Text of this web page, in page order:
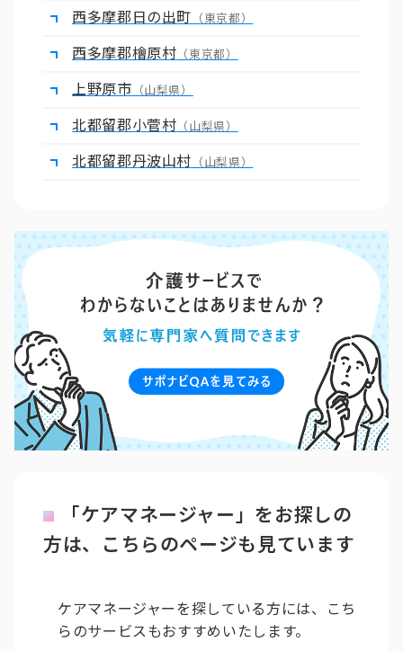
西多摩郡日の出町 （東京都）
西多摩郡檜原村 （東京都）
上野原市 （山梨県）
北都留郡小菅村 （山梨県）
北都留郡丹波山村 （山梨県）
「ケアマネージャー」をお探しの
方は、こちらのページも見ています
ケアマネージャーを探している方には、こち
らのサービスもおすすめいたします。